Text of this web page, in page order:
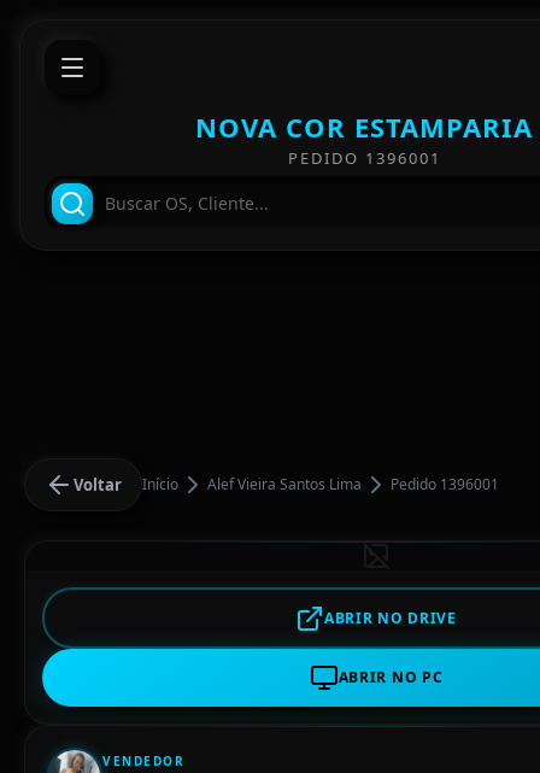
NOVA COR ESTAMPARIA
PEDIDO 1396001
Voltar Início Alef Vieira Santos Lima Pedido 1396001
ABRIR NO DRIVE
ABRIR NO PC
VENDEDOR